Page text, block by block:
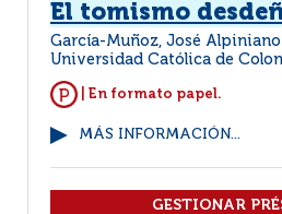
El tomismo
García-Muñoz, José Alpiniano
Universidad Católica de
| En formato papel.
MÁS INFORMACIÓN...